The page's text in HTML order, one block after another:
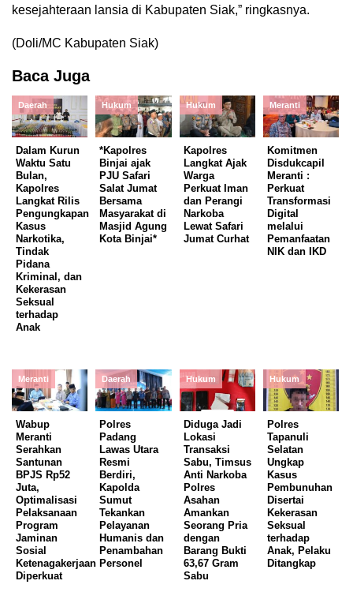
kesejahteraan lansia di Kabupaten Siak,” ringkasnya.
(Doli/MC Kabupaten Siak)
Baca Juga
Daerah
Dalam Kurun
Waktu Satu
Bulan,
Kapolres
Langkat Rilis
Pengungkapan
Kasus
Narkotika,
Tindak
Pidana
Kriminal, dan
Kekerasan
Seksual
terhadap
Anak
Hukum
*Kapolres
Binjai ajak
PJU Safari
Salat Jumat
Bersama
Masyarakat di
Masjid Agung
Kota Binjai*
Hukum
Kapolres
Langkat Ajak
Warga
Perkuat Iman
dan Perangi
Narkoba
Lewat Safari
Jumat Curhat
Meranti
Komitmen
Disdukcapil
Meranti :
Perkuat
Transformasi
Digital
melalui
Pemanfaatan
NIK dan IKD
Meranti
Wabup
Meranti
Serahkan
Santunan
BPJS Rp52
Juta,
Optimalisasi
Pelaksanaan
Program
Jaminan
Sosial
Ketenagakerjaan
Diperkuat
Daerah
Polres
Padang
Lawas Utara
Resmi
Berdiri,
Kapolda
Sumut
Tekankan
Pelayanan
Humanis dan
Penambahan
Personel
Hukum
Diduga Jadi
Lokasi
Transaksi
Sabu, Timsus
Anti Narkoba
Polres
Asahan
Amankan
Seorang Pria
dengan
Barang Bukti
63,67 Gram
Sabu
Hukum
Polres
Tapanuli
Selatan
Ungkap
Kasus
Pembunuhan
Disertai
Kekerasan
Seksual
terhadap
Anak, Pelaku
Ditangkap